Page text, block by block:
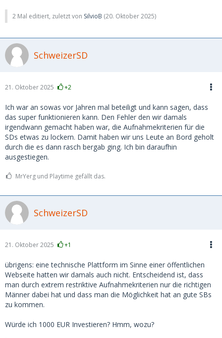
2 Mal editiert, zuletzt von SilvioB (20. Oktober 2025)
SchweizerSD
21. Oktober 2025 +2
Ich war an sowas vor Jahren mal beteiligt und kann sagen, dass
das super funktionieren kann. Den Fehler den wir damals
irgendwann gemacht haben war, die Aufnahmekriterien für die
SDs etwas zu lockern. Damit haben wir uns Leute an Bord geholt
durch die es dann rasch bergab ging. Ich bin daraufhin
ausgestiegen.
MrYerg und Playtime gefällt das.
SchweizerSD
21. Oktober 2025 +1
übrigens: eine technische Plattform im Sinne einer öffentlichen
Webseite hatten wir damals auch nicht. Entscheidend ist, dass
man durch extrem restriktive Aufnahmekriterien nur die richtigen
Männer dabei hat und dass man die Möglichkeit hat an gute SBs
zu kommen.
Würde ich 1000 EUR Investieren? Hmm, wozu?